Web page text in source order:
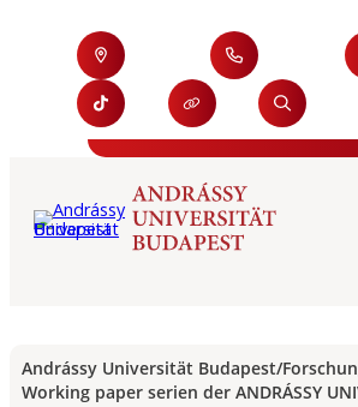
Andrássy Universität Budapest/
Working paper serien der ANDRÁSSY